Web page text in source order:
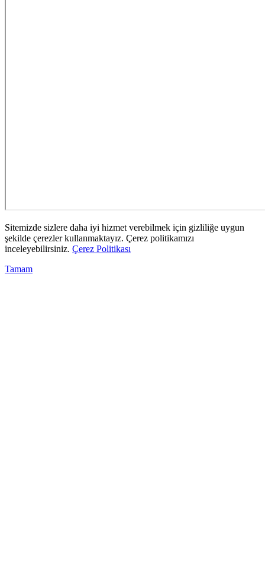
Sitemizde sizlere daha iyi hizmet verebilmek için gizliliğe uygun
şekilde çerezler kullanmaktayız. Çerez politikamızı
inceleyebilirsiniz. Çerez Politikası
Tamam